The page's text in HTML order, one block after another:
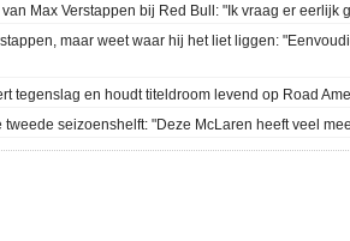
Max Verstappen bij Red Bull: "Ik vraag er eerlijk
maar weet waar hij het liet liggen:
tegenslag en houdt titeldroom levend op Road
seizoenshelft: "Deze McLaren heeft veel